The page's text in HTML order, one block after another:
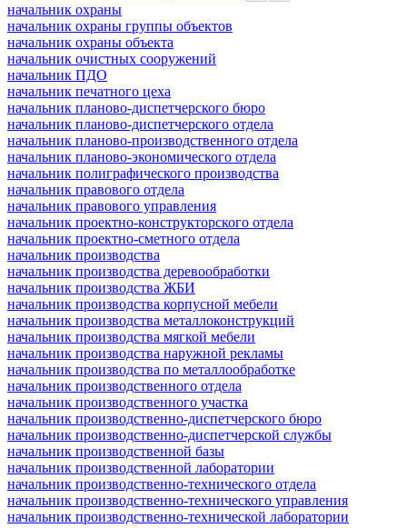
начальник охраны
начальник охраны группы объектов
начальник охраны объекта
начальник очистных сооружений
начальник ПДО
начальник печатного цеха
начальник планово-диспетчерского бюро
начальник планово-диспетчерского отдела
начальник планово-производственного отдела
начальник планово-экономического отдела
начальник полиграфического производства
начальник правового отдела
начальник правового управления
начальник проектно-конструкторского отдела
начальник проектно-сметного отдела
начальник производства
начальник производства деревообработки
начальник производства ЖБИ
начальник производства корпусной мебели
начальник производства металлоконструкций
начальник производства мягкой мебели
начальник производства наружной рекламы
начальник производства по металлообработке
начальник производственного отдела
начальник производственного участка
начальник производственно-диспетчерского бюро
начальник производственно-диспетчерской службы
начальник производственной базы
начальник производственной лаборатории
начальник производственно-технического отдела
начальник производственно-технического управления
начальник производственно-технической лаборатории